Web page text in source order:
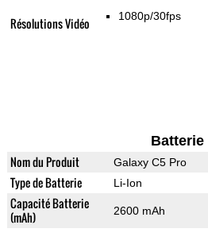
Résolutions Vidéo 1080p/30fps
Batterie
Nom du Produit Galaxy C5 Pro
Type de Batterie Li-Ion
Capacité Batterie
(mAh)
2600 mAh